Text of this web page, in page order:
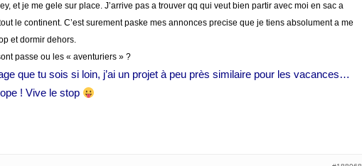
et je me gele sur place. J’arrive pas a trouver qq qui veut bien partir avec moi en sac a
le continent. C’est surement paske mes annonces precise que je tiens absolument a me
et dormir dehors.
passe ou les « aventuriers » ?
que tu sois si loin, j’ai un projet à peu près similaire pour les vacances…
! Vive le stop